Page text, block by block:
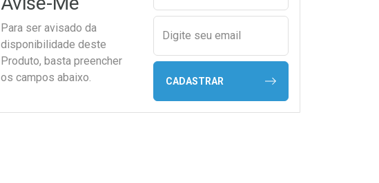
Para ser avisado da
disponibilidade deste
Produto, basta preencher
os campos abaixo.
Digite seu email
CADASTRAR